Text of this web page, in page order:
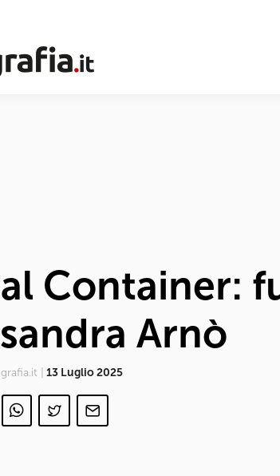
Container:
Arnò
| 13 Luglio 2025